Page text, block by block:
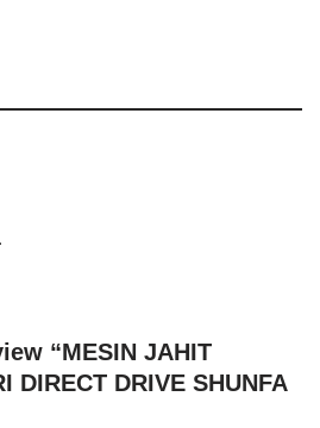
“MESIN JAHIT
DIRECT DRIVE SHUNFA